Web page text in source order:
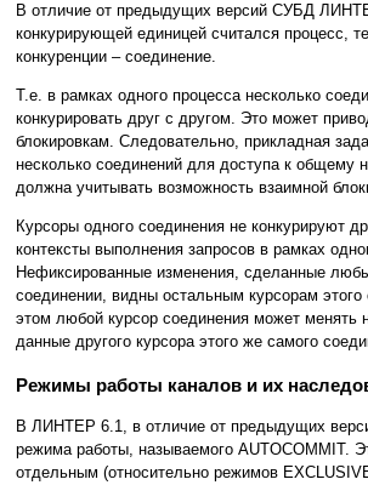
В отличие от предыдущих версий СУБД
конкурирующей единицей считался процесс,
конкуренции – соединение.
Т.е. в рамках одного процесса несколько
конкурировать друг с другом. Это может
блокировкам. Следовательно, прикладная
несколько соединений для доступа к общему
должна учитывать возможность взаимной
Курсоры одного соединения не конкурируют
контексты выполнения запросов в рамках
Нефиксированные изменения, сделанные
соединении, видны остальным курсорам
этом любой курсор соединения может менять
данные другого курсора этого же самого
Режимы работы каналов и их
В ЛИНТЕР 6.1, в отличие от предыдущих
режима работы, называемого AUTOCOMMIT.
отдельным (относительно режимов